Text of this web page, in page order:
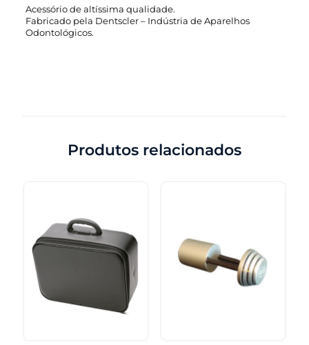
Acessório de altíssima qualidade.
Fabricado pela Dentscler – Indústria de Aparelhos
Odontológicos.
Produtos relacionados